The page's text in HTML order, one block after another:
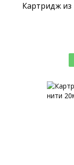
Картридж